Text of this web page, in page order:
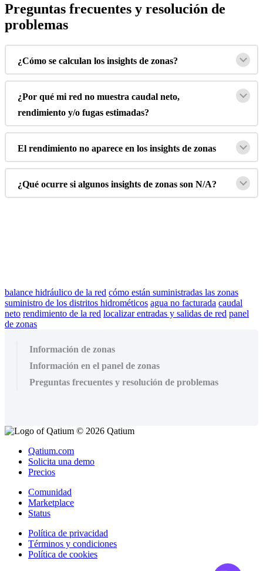
Preguntas frecuentes y resolución de
problemas
¿Cómo se calculan los insights de zonas?
¿Por qué mi red no muestra caudal neto,
rendimiento y/o fugas estimadas?
El rendimiento no aparece en los insights de zonas
¿Qué ocurre si algunos insights de zonas son N/A?
balance hidráulico de la red cómo están suministradas las zonas
suministro de los distritos hidrométicos agua no facturada caudal
neto rendimiento de la red localizar entradas y salidas de red panel
de zonas
Información de zonas
Información en el panel de zonas
Preguntas frecuentes y resolución de problemas
© 2026 Qatium
Qatium.com
Solicita una demo
Precios
Comunidad
Marketplace
Status
Política de privacidad
Términos y condiciones
Política de cookies